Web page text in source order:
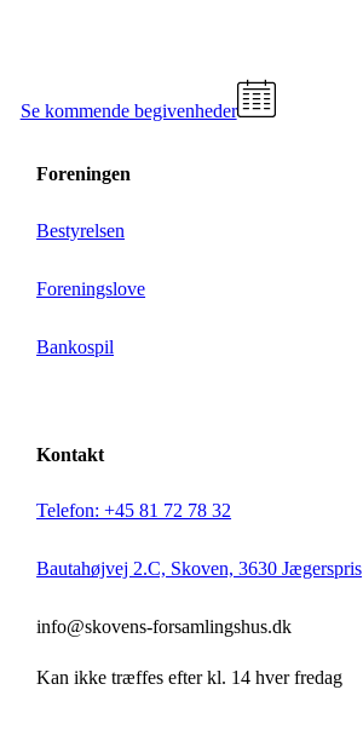
Se kommende begivenheder
Foreningen
Bestyrelsen
Foreningslove
Bankospil
Kontakt
Telefon: +45 81 72 78 32
Bautahøjvej 2.C, Skoven, 3630 Jægerspris
info@skovens-forsamlingshus.dk
Kan ikke træffes efter kl. 14 hver fredag